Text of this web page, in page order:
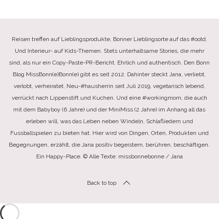
Reisen treffen auf Lieblingsprodukte, Bonner Lieblingsorte auf das #ootd.
Und Interieur- auf Kids-Themen. Stets unterhaltsame Stories, die mehr
sind, als nur ein Copy-Paste-PR-Bericht. Ehrlich und authentisch. Den Bonn
Blog MissBonn(e)Bonn(e) gibt es seit 2012. Dahinter steckt Jana, verliebt,
verlobt, verheiratet, Neu-#hausherrin seit Juli 2019, vegetarisch lebend,
verrückt nach Lippenstift und Kuchen. Und eine #workingmom, die auch
mit dem Babyboy (6 Jahre) und der MiniMiss (2 Jahre) im Anhang all das
erleben will, was das Leben neben Windeln, Schlafliedern und
Fussballspielen zu bieten hat. Hier wird von Dingen, Orten, Produkten und
Begegnungen, erzählt, die Jana positiv begeistern, berühren, beschäftigen.
Ein Happy-Place. © Alle Texte: missbonnebonne / Jana
Back to top